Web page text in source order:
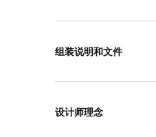
组装说明和文件
设计师理念